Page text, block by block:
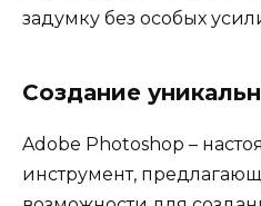
задумку без особых
Создание
Adobe Photoshop –
инструмент,